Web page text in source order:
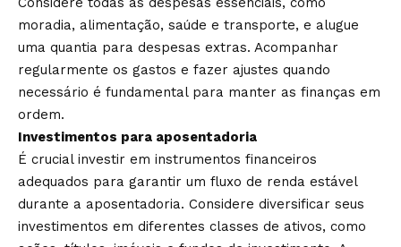
moradia, alimentação, saúde e transporte, e alugue
uma quantia para despesas extras. Acompanhar
regularmente os gastos e fazer ajustes quando
necessário é fundamental para manter as finanças em
ordem.
Investimentos para aposentadoria
É crucial investir em instrumentos financeiros
adequados para garantir um fluxo de renda estável
durante a aposentadoria. Considere diversificar seus
investimentos em diferentes classes de ativos, como